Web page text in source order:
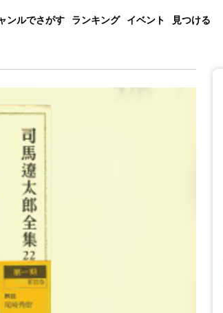
ンルでさがす ランキング イベント 見つける